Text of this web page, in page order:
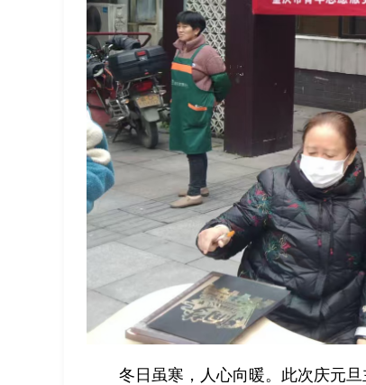
冬日虽寒，人心向暖。此次庆元